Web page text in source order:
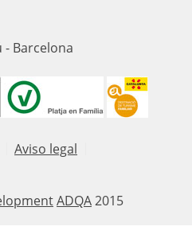
- Barcelona
Aviso legal
ADQA2015